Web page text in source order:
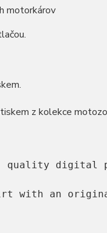
motorkárov
z kolekce
quality digital
with an